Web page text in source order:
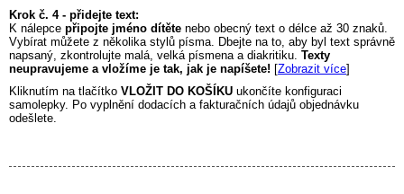
Krok č. 4 - přidejte text:
K nálepce připojte jméno dítěte nebo obecný text o délce až 30 znaků.
Vybírat můžete z několika stylů písma. Dbejte na to, aby byl text správně
napsaný, zkontrolujte malá, velká písmena a diakritiku. Texty
neupravujeme a vložíme je tak, jak je napíšete! [Zobrazit více]
Kliknutím na tlačítko VLOŽIT DO KOŠÍKU ukončíte konfiguraci
samolepky. Po vyplnění dodacích a fakturačních údajů objednávku
odešlete.